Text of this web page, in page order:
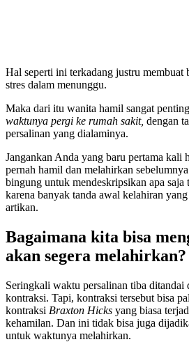
Hal seperti ini terkadang justru membuat
stres dalam menunggu.
Maka dari itu wanita hamil sangat
waktunya pergi ke rumah sakit, dengan
persalinan yang dialaminya.
Jangankan Anda yang baru pertama kali
pernah hamil dan melahirkan
bingung untuk mendeskripsikan apa saja
karena banyak tanda awal kelahiran
artikan.
Bagaimana kita bisa
akan segera melahirkan?
Seringkali waktu persalinan tiba ditandai
kontraksi. Tapi, kontraksi tersebut bisa
kontraksi Braxton Hicks yang biasa
kehamilan. Dan ini tidak bisa juga
untuk waktunya melahirkan.